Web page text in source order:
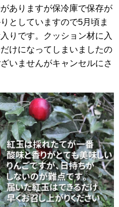
ありますが保冷庫で保存が
としていますので5月頃ま
りです。クッション材に入
けになってしまいましたの
いませんがキャンセルにさ